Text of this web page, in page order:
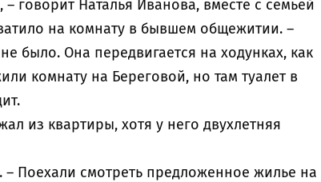
говорит Наталья Иванова, вместе с семьей
на комнату в бывшем общежитии. –
было. Она передвигается на ходунках, как
комнату на Береговой, но там туалет в
из квартиры, хотя у него двухлетняя
– Поехали смотреть предложенное жилье на